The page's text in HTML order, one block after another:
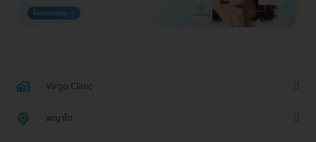
Virgo Clinic
พญาไท